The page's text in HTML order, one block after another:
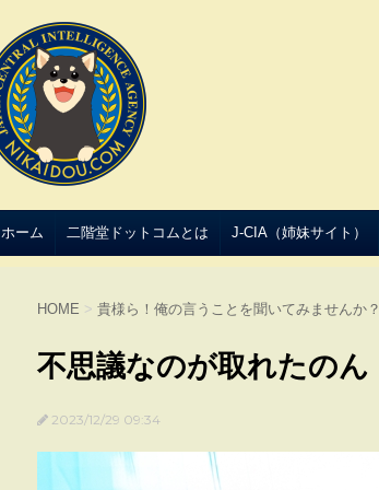
ホーム 二階堂ドットコムとは J-CIA（姉妹サイト）
HOME > 貴様ら！俺の言うことを聞いてみませんか？
不思議なのが取れたのん
2023/12/29 09:34